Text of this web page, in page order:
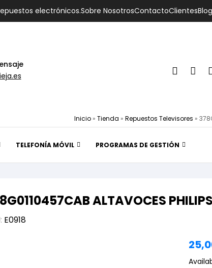
electrónicos.Sobre NosotrosContactoClientesBlog
Inicio » Tienda » Repuestos Televisores »
TELEFONÍA MÓVIL PROGRAMAS DE GESTIÓN
ALTAVOCES
E0918